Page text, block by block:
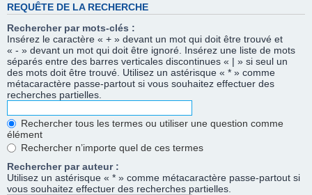
REQUÊTE DE LA RECHERCHE
Rechercher par mots-clés :
Insérez le caractère « + » devant un mot qui doit être trouvé et
« - » devant un mot qui doit être ignoré. Insérez une liste de mots
séparés entre des barres verticales discontinues « | » si seul un
des mots doit être trouvé. Utilisez un astérisque « * » comme
métacaractère passe-partout si vous souhaitez effectuer des
recherches partielles.
Rechercher tous les termes ou utiliser une question comme
élément
Rechercher n’importe quel de ces termes
Rechercher par auteur :
Utilisez un astérisque « * » comme métacaractère passe-partout si
vous souhaitez effectuer des recherches partielles.